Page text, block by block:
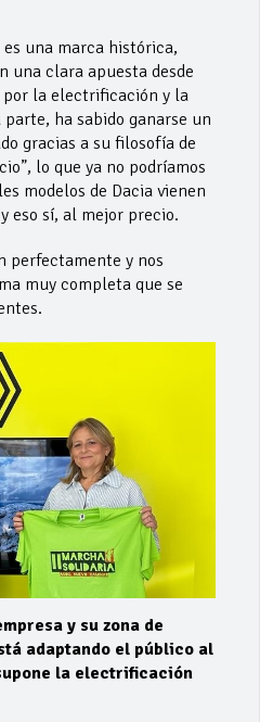
una marca histórica,
una clara apuesta desde
por la electrificación y la
ha sabido ganarse un
gracias a su filosofía de
lo que ya no podríamos
modelos de Dacia vienen
eso sí, al mejor precio.
perfectamente y nos
muy completa que se
y su zona de
adaptando el público al
la electrificación